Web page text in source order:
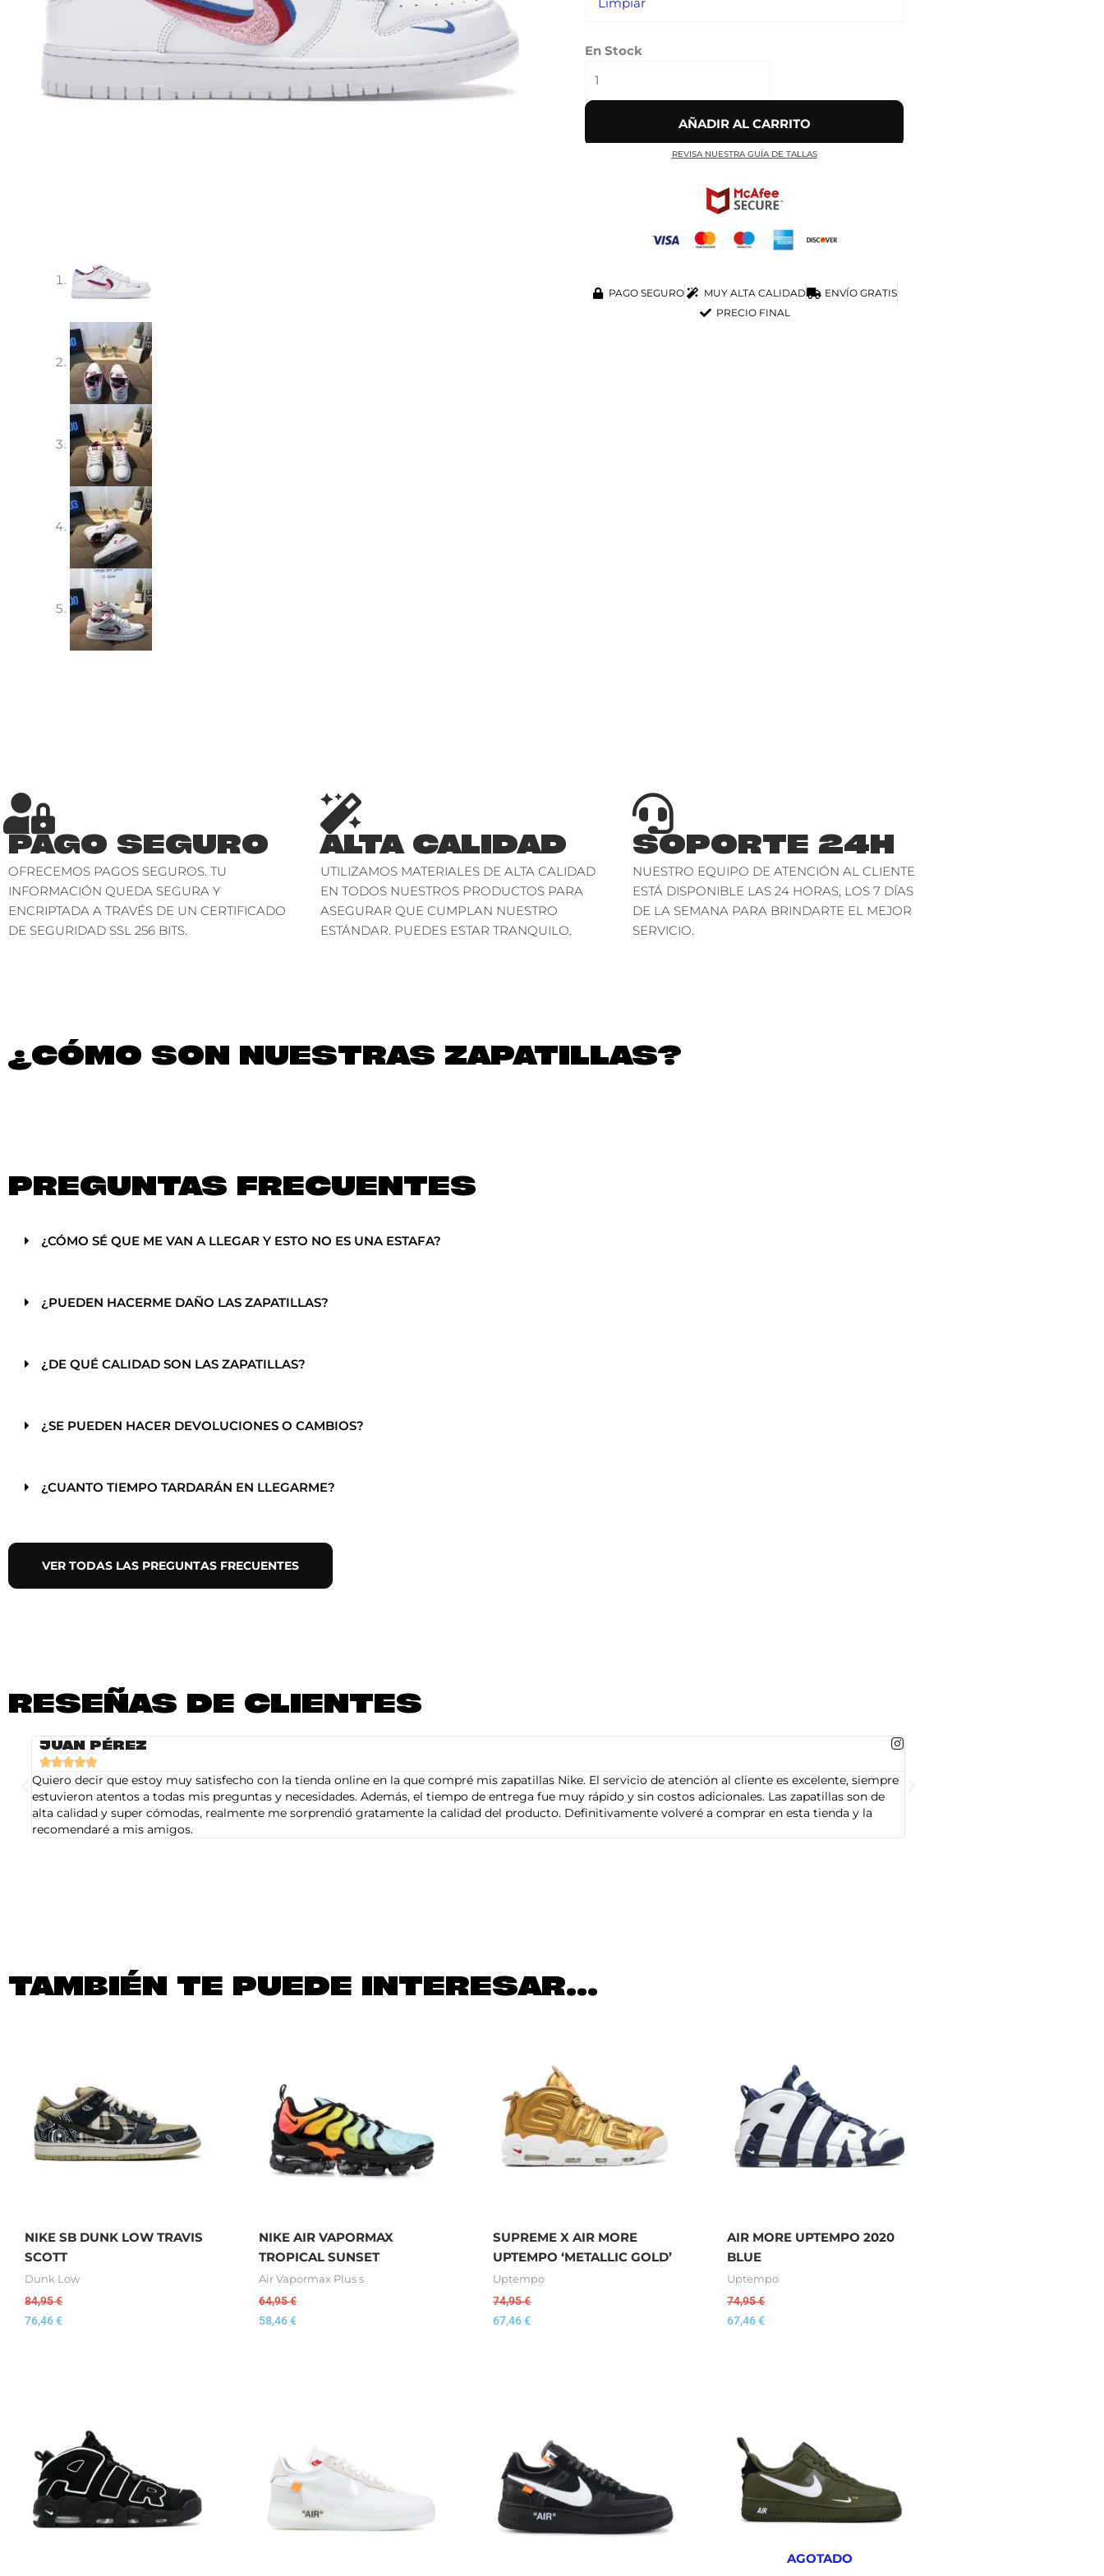
En Stock
AÑADIR AL CARRITO
REVISA NUESTRA GUÍA DE TALLAS
PAGO SEGURO MUY ALTA CALIDAD
ENVÍO GRATIS
PRECIO FINAL
PAGO SEGURO
OFRECEMOS PAGOS SEGUROS. TU
INFORMACIÓN QUEDA SEGURA Y
ENCRIPTADA A TRAVÉS DE UN CERTIFICADO
DE SEGURIDAD SSL 256 BITS.
ALTA CALIDAD
UTILIZAMOS MATERIALES DE ALTA CALIDAD
EN TODOS NUESTROS PRODUCTOS PARA
ASEGURAR QUE CUMPLAN NUESTRO
ESTÁNDAR. PUEDES ESTAR TRANQUILO.
SOPORTE 24H
NUESTRO EQUIPO DE ATENCIÓN AL CLIENTE
ESTÁ DISPONIBLE LAS 24 HORAS, LOS 7 DÍAS
DE LA SEMANA PARA BRINDARTE EL MEJOR
SERVICIO.
¿CÓMO SON NUESTRAS ZAPATILLAS?
PREGUNTAS FRECUENTES
¿CÓMO SÉ QUE ME VAN A LLEGAR Y ESTO NO ES UNA ESTAFA?
¿PUEDEN HACERME DAÑO LAS ZAPATILLAS?
¿DE QUÉ CALIDAD SON LAS ZAPATILLAS?
¿SE PUEDEN HACER DEVOLUCIONES O CAMBIOS?
¿CUANTO TIEMPO TARDARÁN EN LLEGARME?
VER TODAS LAS PREGUNTAS FRECUENTES
RESEÑAS DE CLIENTES
JUAN PÉREZ

Quiero decir que estoy muy satisfecho con la tienda online en la que compré mis zapatillas Nike. El servicio de atención al cliente es excelente, siempre
estuvieron atentos a todas mis preguntas y necesidades. Además, el tiempo de entrega fue muy rápido y sin costos adicionales. Las zapatillas son de
alta calidad y super cómodas, realmente me sorprendió gratamente la calidad del producto. Definitivamente volveré a comprar en esta tienda y la
recomendaré a mis amigos.
TAMBIÉN TE PUEDE INTERESAR...
NIKE SB DUNK LOW TRAVIS
SCOTT
Dunk Low
84,95€
76,46€
NIKE AIR VAPORMAX
TROPICAL SUNSET
Air Vapormax Plus s
64,95€
58,46€
SUPREME X AIR MORE
UPTEMPO ‘METALLIC GOLD’
Uptempo
74,95€
67,46€
AIR MORE UPTEMPO 2020
BLUE
Uptempo
74,95€
67,46€
AGOTADO